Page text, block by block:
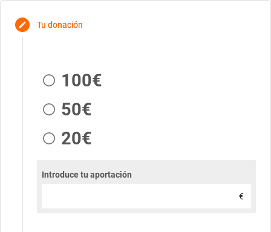
edit Tu donación
100€
50€
20€
Introduce tu aportación
€